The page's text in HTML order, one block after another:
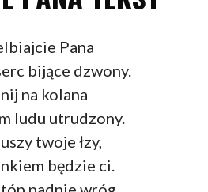
Pana
bijące dzwony.
na kolana
ludu utrudzony.
twoje łzy,
będzie ci.